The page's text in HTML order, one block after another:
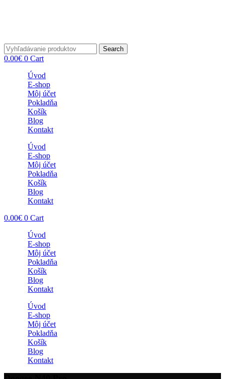
Search
0.00€ 0 Cart
Úvod
E-shop
Môj účet
Pokladňa
Košík
Blog
Kontakt
Úvod
E-shop
Môj účet
Pokladňa
Košík
Blog
Kontakt
0.00€ 0 Cart
Úvod
E-shop
Môj účet
Pokladňa
Košík
Blog
Kontakt
Úvod
E-shop
Môj účet
Pokladňa
Košík
Blog
Kontakt